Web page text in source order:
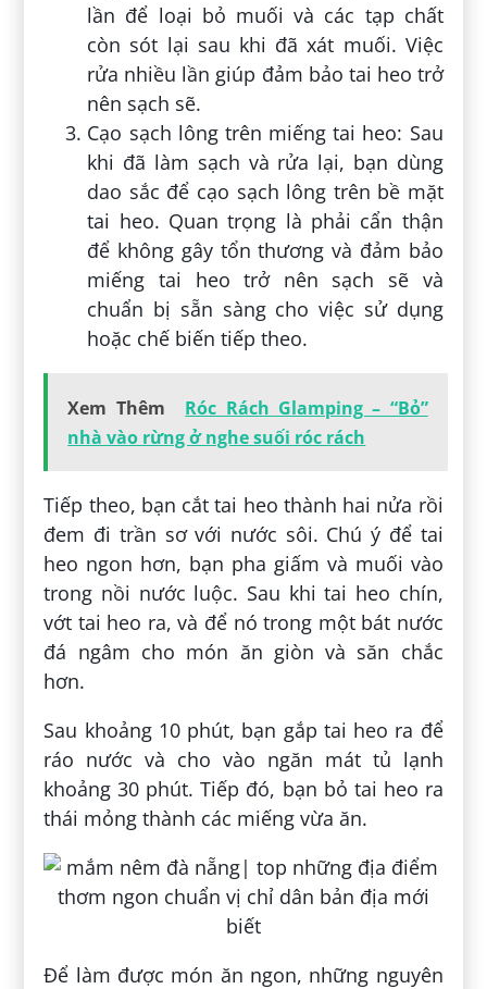
lần để loại bỏ muối và các tạp chất
còn sót lại sau khi đã xát muối. Việc
rửa nhiều lần giúp đảm bảo tai heo trở
nên sạch sẽ.
Cạo sạch lông trên miếng tai heo: Sau
khi đã làm sạch và rửa lại, bạn dùng
dao sắc để cạo sạch lông trên bề mặt
tai heo. Quan trọng là phải cẩn thận
để không gây tổn thương và đảm bảo
miếng tai heo trở nên sạch sẽ và
chuẩn bị sẵn sàng cho việc sử dụng
hoặc chế biến tiếp theo.
Xem Thêm
Róc Rách Glamping – “Bỏ”
nhà vào rừng ở nghe suối róc rách
Tiếp theo, bạn cắt tai heo thành hai nửa rồi
đem đi trần sơ với nước sôi. Chú ý để tai
heo ngon hơn, bạn pha giấm và muối vào
trong nồi nước luộc. Sau khi tai heo chín,
vớt tai heo ra, và để nó trong một bát nước
đá ngâm cho món ăn giòn và săn chắc
hơn.
Sau khoảng 10 phút, bạn gắp tai heo ra để
ráo nước và cho vào ngăn mát tủ lạnh
khoảng 30 phút. Tiếp đó, bạn bỏ tai heo ra
thái mỏng thành các miếng vừa ăn.
Để làm được món ăn ngon, những nguyên